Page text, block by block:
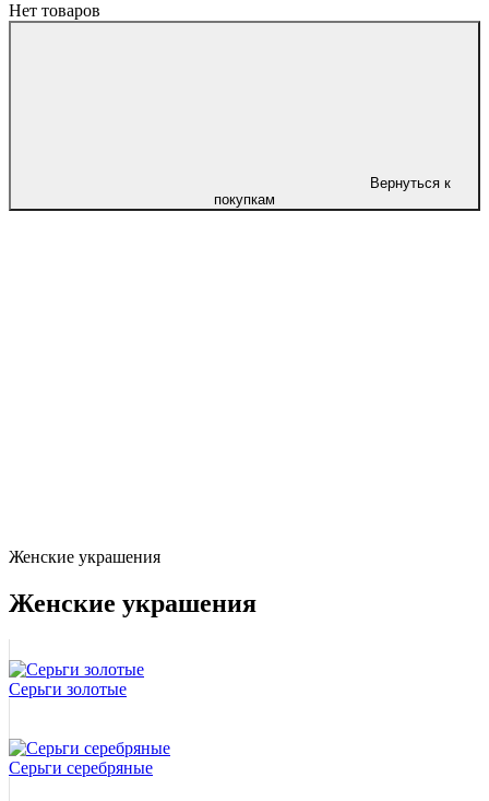
Нет товаров
Вернуться к
покупкам
Женские украшения
Женские украшения
Серьги золотые
Серьги серебряные